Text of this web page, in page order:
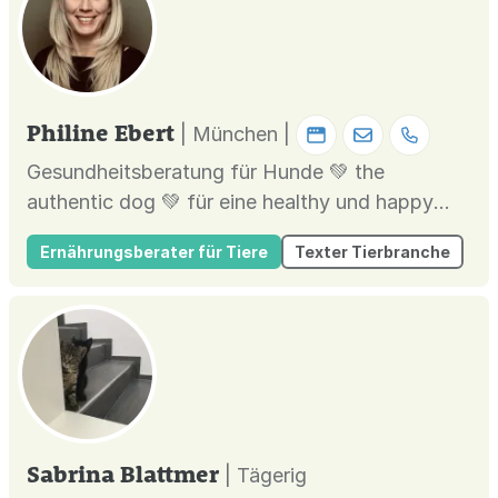
Philine Ebert
| München |
Gesundheitsberatung für Hunde 💚 the
authentic dog 💚 für eine healthy und happy
dog life balance!
Ernährungsberater für Tiere Texter Tierbranche
Sabrina Blattmer | Tägerig